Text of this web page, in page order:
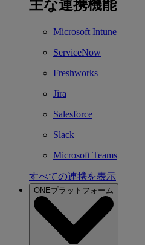
主な連携機能
Microsoft Intune
ServiceNow
Freshworks
Jira
Salesforce
Slack
Microsoft Teams
すべての連携を表示
ONEプラットフォーム